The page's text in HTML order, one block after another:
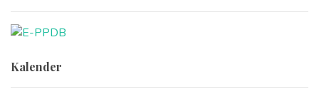
Kalender